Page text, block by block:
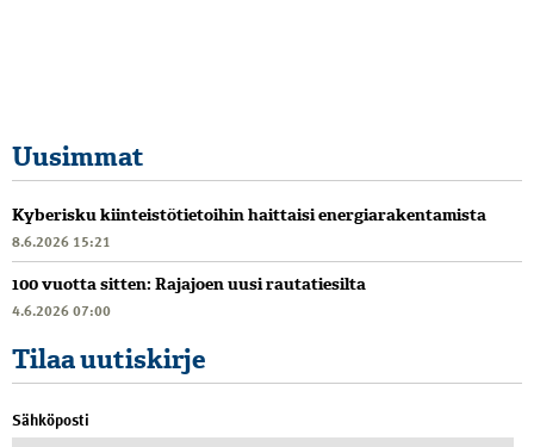
Uusimmat
Kyberisku kiinteistötietoihin haittaisi energiarakentamista
8.6.2026 15:21
100 vuotta sitten: Rajajoen uusi rautatiesilta
4.6.2026 07:00
Tilaa uutiskirje
Sähköposti